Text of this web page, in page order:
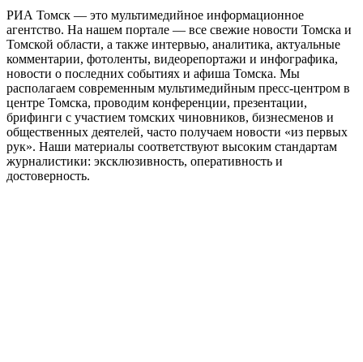
РИА Томск — это мультимедийное информационное
агентство. На нашем портале — все свежие новости Томска и
Томской области, а также интервью, аналитика, актуальные
комментарии, фотоленты, видеорепортажи и инфографика,
новости о последних событиях и афиша Томска. Мы
располагаем современным мультимедийным пресс-центром в
центре Томска, проводим конференции, презентации,
брифинги с участием томских чиновников, бизнесменов и
общественных деятелей, часто получаем новости «из первых
рук». Наши материалы соответствуют высоким стандартам
журналистики: эксклюзивность, оперативность и
достоверность.